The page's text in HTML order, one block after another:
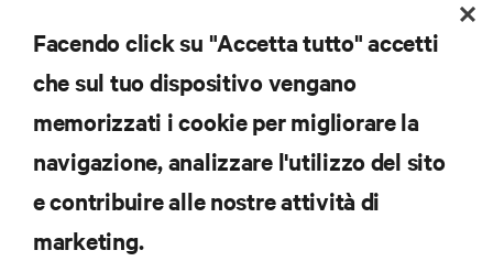
Iscriviti per scoprire le ultime tendenze
tecnologiche
Ricevi aggiornamenti regolari sugli argomenti più
importanti del settore, con le discussioni più recenti
e gli approfondimenti degli esperti sulla gestione di
Facendo click su "Accetta tutto" accetti
che sul tuo dispositivo vengano
memorizzati i cookie per migliorare la
navigazione, analizzare l'utilizzo del sito
e contribuire alle nostre attività di
marketing.